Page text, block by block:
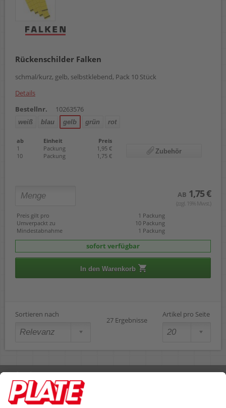
Rückenschilder Falken
schmal/kurz, gelb, selbstklebend, Pack 10 Stück
Details
Bestellnr.
10263576
weiß blau gelb grün rot
ab Einheit
Preis
1
Packung
1,95 €
10
Packung 1,75 €
Zubehör
AB 1,75 €
(zzgl. 19% Mwst.)
Preis gilt pro
1 Packung
Umverpackt zu
10 Packung
Mindestabnahme
1 Packung
sofort verfügbar
In den Warenkorb
Sortieren nach
27 Ergebnisse
Artikel pro Seite
Rufen Sie uns an 04298 401-0
Lieferbedingungen Impressum